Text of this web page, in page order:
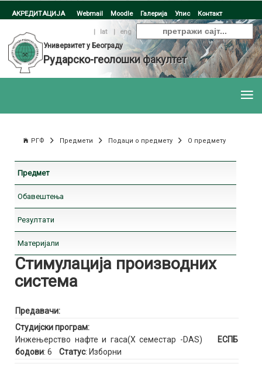
АКРЕДИТАЦИЈА Webmail Moodle Галерија Упис Контакт
| lat |
eng
Универзитет у Београду
Рударско-геолошки факултет
РГФ Предмети Подаци о предмету О предмету
Предмет
Обавештења
Резултати
Материјали
Стимулација производних
система
Предавачи:
Студијски програм:
Инжењерство нафте и гаса(X семестар -DAS)
ЕСПБ
бодови: 6 Статус: Изборни